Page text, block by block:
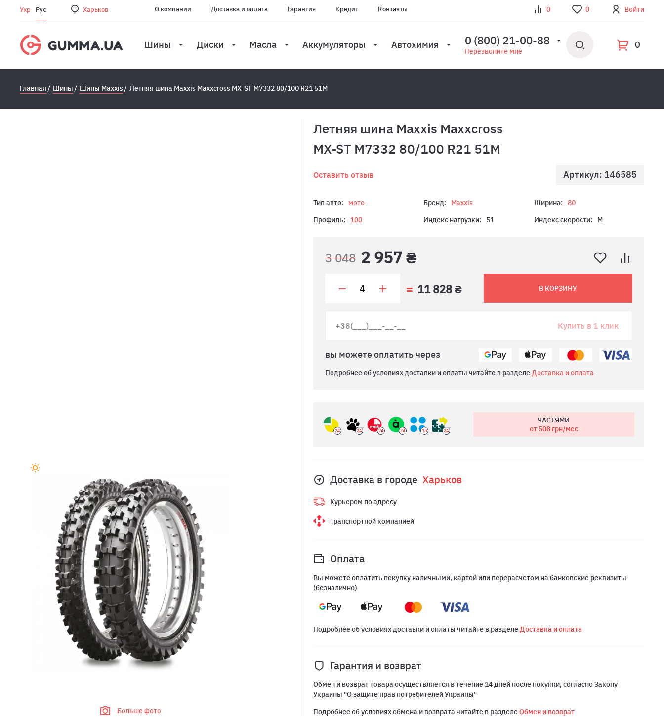
Укр Рус Харьков О компании Доставка и оплата Гарантия Кредит Контакты 0 0 Войти
Шины Диски Масла Аккумуляторы Автохимия 0 (800) 21-00-88
Перезвоните мне
0
Главная Шины Шины Maxxis Летняя шина Maxxis Maxxcross MX-ST M7332 80/100 R21 51M
Больше фото
Летняя шина Maxxis Maxxcross
MX-ST M7332 80/100 R21 51M
Оставить отзыв Артикул: 146585
Тип авто: мото Бренд: Maxxis Ширина:
80
Профиль:
100 Индекс нагрузки: 51 Индекс скорости: M
3 048 2 957 ₴
11 828 ₴ В КОРЗИНУ
Купить в 1 клик
вы можете оплатить через
Подробнее об условиях доставки и оплаты читайте в разделеДоставка и оплата
24 24 24 24 15 24
ЧАСТЯМИ
от 508грн/мес
Доставка в городе Харьков
Курьером по адресу
Транспортной компанией
Оплата
Вы можете оплатить покупку наличными, картой или перерасчетом на банковские реквизиты
(безналично)
Подробнее об условиях доставки и оплаты читайте в разделеДоставка и оплата
Гарантия и возврат
Обмен и возврат товара осуществляется в течение 14 дней после покупки, согласно Закону
Украины "О защите прав потребителей Украины"
Подробнее об условиях обмена и возврата читайте в разделеОбмен и возврат